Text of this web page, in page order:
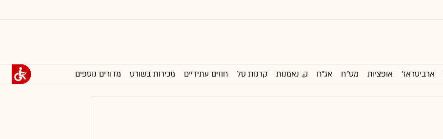
ארביטראז' אופציות מט"ח אג"ח ק. נאמנות קרנות סל חוזים עתידיים מכירות בשורט מדורים נוספים